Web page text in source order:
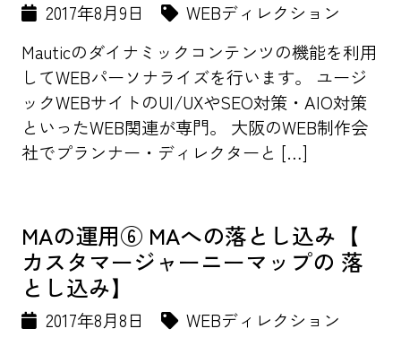
2017年8月9日
WEBディレクション
Mauticのダイナミックコンテンツの機能を利用
してWEBパーソナライズを行います。 ユージ
ックWEBサイトのUI/UXやSEO対策・AIO対策
といったWEB関連が専門。 大阪のWEB制作会
社でプランナー・ディレクターと […]
MAの運用⑥ MAへの落とし込み【
カスタマージャーニーマップの 落
とし込み】
2017年8月8日
WEBディレクション